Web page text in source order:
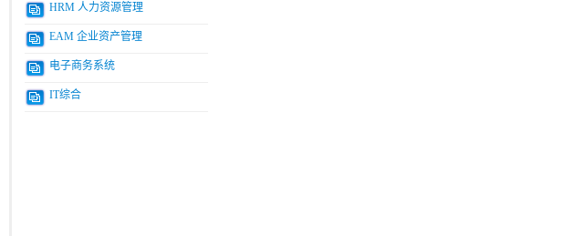
HRM 人力资源管理
EAM 企业资产管理
电子商务系统
IT综合